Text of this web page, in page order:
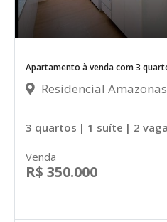
Apartamento à venda com 3
Residencial
3 quartos | 1 suíte | 2
Venda
R$ 350.000